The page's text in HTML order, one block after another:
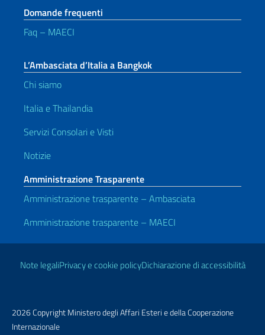
Domande frequenti
Faq – MAECI
L’Ambasciata d’Italia a Bangkok
Chi siamo
Italia e Thailandia
Servizi Consolari e Visti
Notizie
Amministrazione Trasparente
Amministrazione trasparente – Ambasciata
Amministrazione trasparente – MAECI
Link Utili
Note legaliPrivacy e cookie policyDichiarazione di accessibilità
2026 Copyright Ministero degli Affari Esteri e della Cooperazione
Internazionale